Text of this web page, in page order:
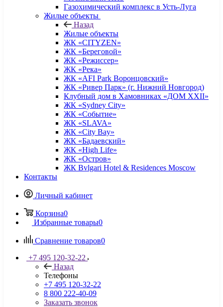
Газохимический комплекс в Усть-Луга
Жилые объекты
Назад
Жилые объекты
ЖК «CITYZEN»
ЖК «Береговой»
ЖК «Режиссер»
ЖК «Река»
ЖК «AFI Park Воронцовский»
ЖК «Ривер Парк» (г. Нижний Новгород)
Клубный дом в Хамовниках «ДОМ XXII»
ЖК «Sydney City»
ЖК «Событие»
ЖК «SLAVA»
ЖК «City Bay»
ЖК «Бадаевский»
ЖК «High Life»
ЖК «Остров»
ЖК Bvlgari Hotel & Residences Moscow
Контакты
Личный кабинет
Корзина0
Избранные товары0
Сравнение товаров0
+7 495 120-32-22
Назад
Телефоны
+7 495 120-32-22
8 800 222-40-09
Заказать звонок